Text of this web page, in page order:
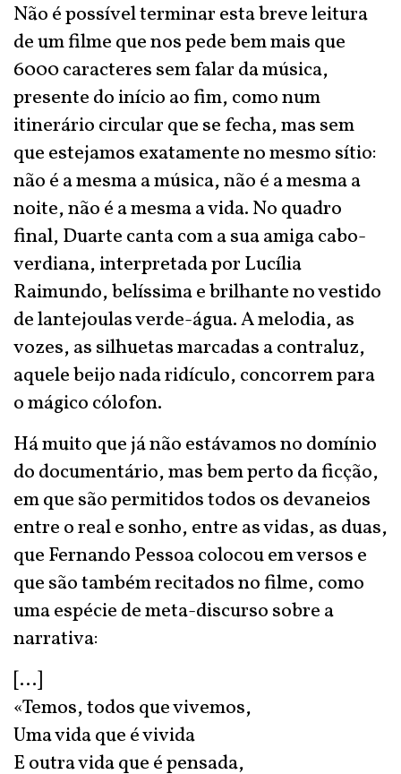
Não é possível terminar esta breve leitura
de um filme que nos pede bem mais que
6000 caracteres sem falar da música,
presente do início ao fim, como num
itinerário circular que se fecha, mas sem
que estejamos exatamente no mesmo sítio:
não é a mesma a música, não é a mesma a
noite, não é a mesma a vida. No quadro
final, Duarte canta com a sua amiga cabo-
verdiana, interpretada por Lucília
Raimundo, belíssima e brilhante no vestido
de lantejoulas verde-água. A melodia, as
vozes, as silhuetas marcadas a contraluz,
aquele beijo nada ridículo, concorrem para
o mágico cólofon.
Há muito que já não estávamos no domínio
do documentário, mas bem perto da ficção,
em que são permitidos todos os devaneios
entre o real e sonho, entre as vidas, as duas,
que Fernando Pessoa colocou em versos e
que são também recitados no filme, como
uma espécie de meta-discurso sobre a
narrativa:
[…]
«Temos, todos que vivemos,
Uma vida que é vivida
E outra vida que é pensada,